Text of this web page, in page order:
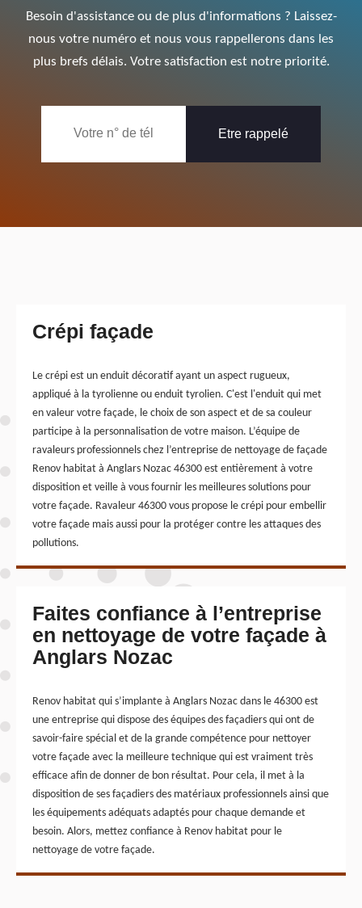
Besoin d'assistance ou de plus d'informations ? Laissez-
nous votre numéro et nous vous rappellerons dans les
plus brefs délais. Votre satisfaction est notre priorité.
Crépi façade
Le crépi est un enduit décoratif ayant un aspect rugueux,
appliqué à la tyrolienne ou enduit tyrolien. C'est l'enduit qui met
en valeur votre façade, le choix de son aspect et de sa couleur
participe à la personnalisation de votre maison. L’équipe de
ravaleurs professionnels chez l’entreprise de nettoyage de façade
Renov habitat à Anglars Nozac 46300 est entièrement à votre
disposition et veille à vous fournir les meilleures solutions pour
votre façade. Ravaleur 46300 vous propose le crépi pour embellir
votre façade mais aussi pour la protéger contre les attaques des
pollutions.
Faites confiance à l’entreprise
en nettoyage de votre façade à
Anglars Nozac
Renov habitat qui s’implante à Anglars Nozac dans le 46300 est
une entreprise qui dispose des équipes des façadiers qui ont de
savoir-faire spécial et de la grande compétence pour nettoyer
votre façade avec la meilleure technique qui est vraiment très
efficace afin de donner de bon résultat. Pour cela, il met à la
disposition de ses façadiers des matériaux professionnels ainsi que
les équipements adéquats adaptés pour chaque demande et
besoin. Alors, mettez confiance à Renov habitat pour le
nettoyage de votre façade.